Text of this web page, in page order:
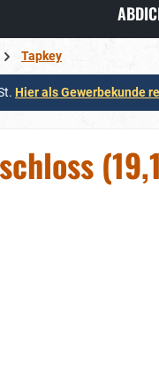
Tapkey
Hier als Gewerbekunde